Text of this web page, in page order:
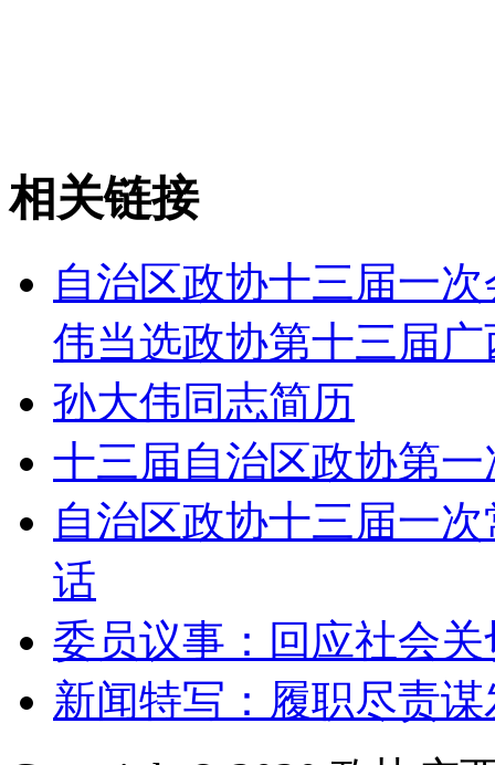
相关链接
自治区政协十三届一
伟当选政协第十三届
孙大伟同志简历
十三届自治区政协第
自治区政协十三届一
话
委员议事：回应社会
新闻特写：履职尽责